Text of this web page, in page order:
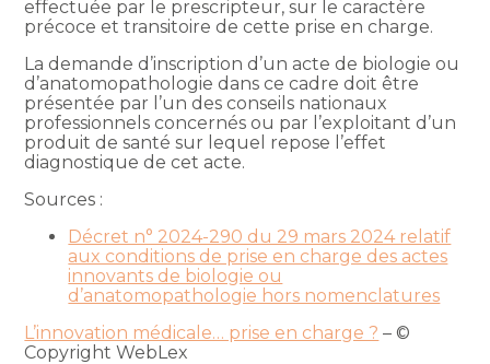
effectuée par le prescripteur, sur le caractère
précoce et transitoire de cette prise en charge.
La demande d’inscription d’un acte de biologie ou
d’anatomopathologie dans ce cadre doit être
présentée par l’un des conseils nationaux
professionnels concernés ou par l’exploitant d’un
produit de santé sur lequel repose l’effet
diagnostique de cet acte.
Sources :
Décret n° 2024-290 du 29 mars 2024 relatif
aux conditions de prise en charge des actes
innovants de biologie ou
d’anatomopathologie hors nomenclatures
L’innovation médicale… prise en charge ? – ©
Copyright WebLex